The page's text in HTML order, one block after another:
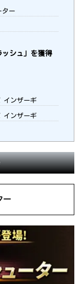
ター
シュ」を獲得
インザーギ
インザーギ
ー